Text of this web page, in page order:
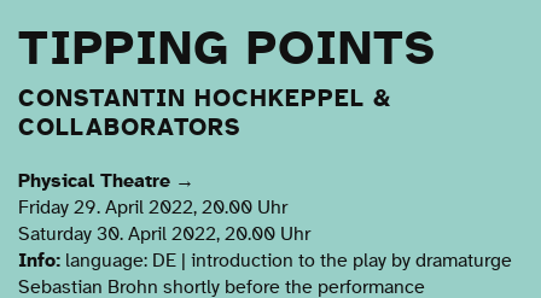
TIPPING POINTS
CONSTANTIN HOCHKEPPEL &
COLLABORATORS
Physical Theatre →
Friday 29. April 2022, 20.00 Uhr
Saturday 30. April 2022, 20.00 Uhr
Info: language: DE | introduction to the play by dramaturge
Sebastian Brohn shortly before the performance